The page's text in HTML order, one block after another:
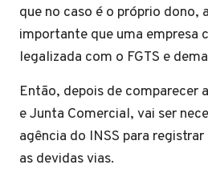
que no caso é o próprio dono,
importante que uma empresa
legalizada com o FGTS e
Então, depois de comparecer
e Junta Comercial, vai ser
agência do INSS para
as devidas vias.